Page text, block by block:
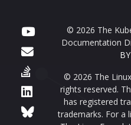
© 2026 The
Documentation
© 2026 The
rights reserved.
has registered
trademarks. For a